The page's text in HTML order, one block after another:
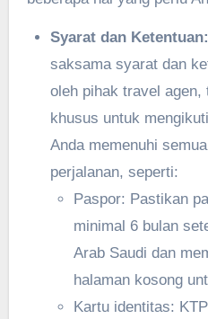
Syarat dan Ketentuan:
saksama syarat dan
oleh pihak travel
khusus untuk
Anda memenuhi
perjalanan, seperti:
Paspor: Pastikan
minimal 6 bulan
Arab Saudi dan
halaman kosong
Kartu identitas: